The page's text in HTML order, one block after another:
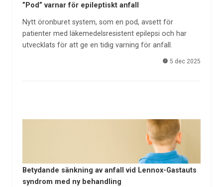
”Pod” varnar för epileptiskt anfall
Nytt öronburet system, som en pod, avsett för
patienter med läkemedelsresistent epilepsi och har
utvecklats för att ge en tidig varning för anfall.
5 dec 2025
Betydande sänkning av anfall vid Lennox-Gastauts
syndrom med ny behandling